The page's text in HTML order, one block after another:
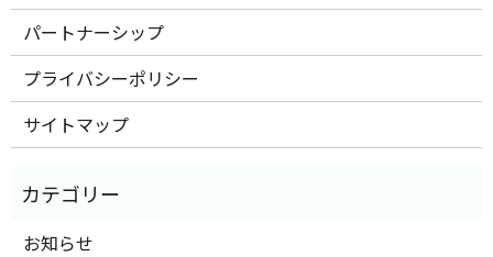
パートナーシップ
プライバシーポリシー
サイトマップ
お知らせ